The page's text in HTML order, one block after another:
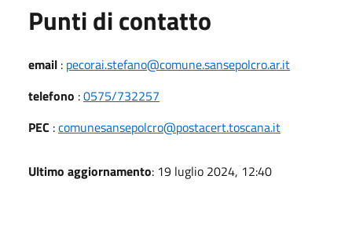
Punti di contatto
email : pecorai.stefano@comune.sansepolcro.ar.it
telefono :0575/732257
PEC :comunesansepolcro@postacert.toscana.it
Ultimo aggiornamento: 19 luglio 2024, 12:40